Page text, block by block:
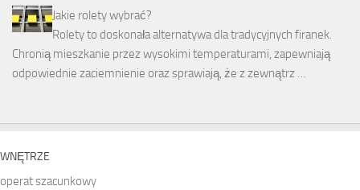
Jakie rolety wybrać?
Rolety to doskonała alternatywa dla tradycyjnych firanek.
Chronią mieszkanie przez wysokimi temperaturami, zapewniają
odpowiednie zaciemnienie oraz sprawiają, że z zewnątrz …
WNĘTRZE
operat szacunkowy